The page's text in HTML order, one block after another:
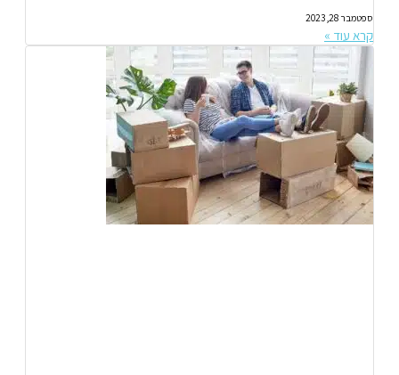
ספטמבר 28, 2023
קרא עוד »